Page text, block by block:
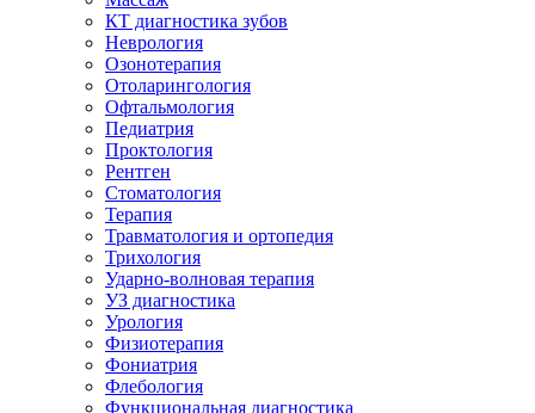
КТ диагностика зубов
Неврология
Озонотерапия
Отоларингология
Офтальмология
Педиатрия
Проктология
Рентген
Стоматология
Терапия
Травматология и ортопедия
Трихология
Ударно-волновая терапия
УЗ диагностика
Урология
Физиотерапия
Фониатрия
Флебология
Функциональная диагностика